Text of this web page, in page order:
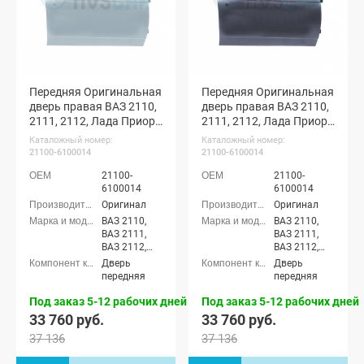
Передняя Оригинальная
дверь правая ВАЗ 2110,
2111, 2112, Лада Приора
(Альтаир 660)
Каталожный номер:
21100-6100014
21100-
6100014
Оригинал
ВАЗ 2110,
ВАЗ 2111,
ВАЗ 2112,
Лада
Приора
2170), Лада
универсал
Дверь
передняя
Под заказ 5-12 рабочих дней
33 760 руб.
37 136
Передняя Оригинальная
дверь правая ВАЗ 2110,
2111, 2112, Лада Приора
(Викинг 655)
Каталожный номер:
21100-6100014
21100-
6100014
Оригинал
ВАЗ 2110,
ВАЗ 2111,
ВАЗ 2112,
Лада
Приора
2170), Лада
универсал
Дверь
передняя
Под заказ 5-12 рабочих дней
33 760 руб.
37 136